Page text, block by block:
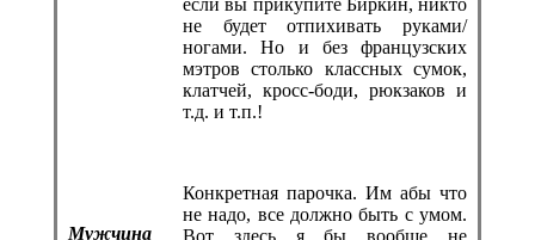
не будет отпихивать руками/
ногами. Но и без французских
мэтров столько классных сумок,
клатчей, кросс-боди, рюкзаков и
т.д. и т.п.!
Мужчина
Конкретная парочка. Им абы что
не надо, все должно быть с умом.
Вот здесь я бы вообще не